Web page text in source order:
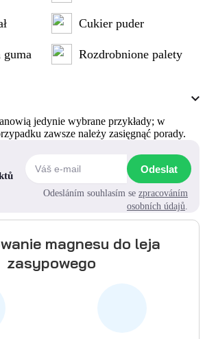
Cukier puder
guma Rozdrobnione palety
jedynie wybrane przykłady; w
zawsze należy zasięgnąć porady.
Odeslat
Odesláním souhlasím se zpracováním
osobních údajů.
magnesu do leja
zasypowego